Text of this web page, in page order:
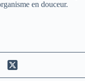
en douceur.